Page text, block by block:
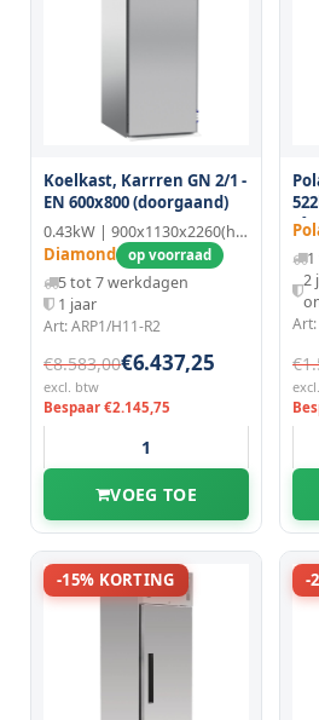
Koelkast, Karrren GN 2/1 -
EN 600x800 (doorgaand)
0.43kW | 900x1130x2260(h)mm | GN 2/1
Diamond op voorraad
5 tot 7 werkdagen
1 jaar
Art: ARP1/H11-R2
€8.583,00€6.437,25
excl. btw
Bespaar €2.145,75
VOEG TOE
2
Art:
-15% KORTING -